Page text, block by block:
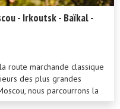
- Irkoutsk - Baïkal -
route marchande classique
des plus grandes
nous parcourrons la